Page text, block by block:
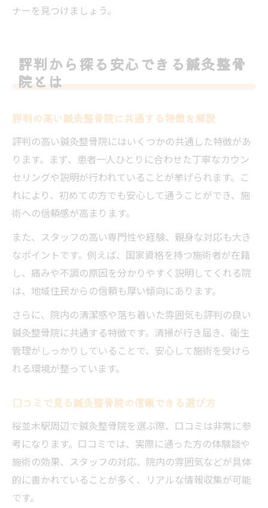
ナーを見つけましょう。
評判から探る安心できる鍼灸整骨
院とは
評判の高い鍼灸整骨院に共通する特徴を解説
評判の高い鍼灸整骨院にはいくつかの共通した特徴があ
ります。まず、患者一人ひとりに合わせた丁寧なカウン
セリングや説明が行われていることが挙げられます。こ
れにより、初めての方でも安心して通うことができ、施
術への信頼感が高まります。
また、スタッフの高い専門性や経験、親身な対応も大き
なポイントです。例えば、国家資格を持つ施術者が在籍
し、痛みや不調の原因を分かりやすく説明してくれる院
は、地域住民からの信頼も厚い傾向にあります。
さらに、院内の清潔感や落ち着いた雰囲気も評判の良い
鍼灸整骨院に共通する特徴です。清掃が行き届き、衛生
管理がしっかりしていることで、安心して施術を受けら
れる環境が整っています。
口コミで見る鍼灸整骨院の信頼できる選び方
桜並木駅周辺で鍼灸整骨院を選ぶ際、口コミは非常に参
考になります。口コミでは、実際に通った方の体験談や
施術の効果、スタッフの対応、院内の雰囲気などが具体
的に書かれていることが多く、リアルな情報収集が可能
です。